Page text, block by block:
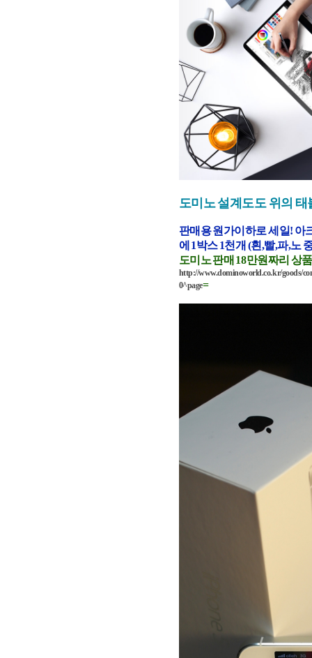
도미노 설계도도 위의
판매용 원가이하로 세일! 아
에 1박스 1천개 (흰,빨,파,노
도미노 판매 18만원짜리 상
http://www.dominoworld.co.kr/goods/
0^page=